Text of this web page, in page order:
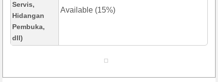
Servis,
Hidangan
Pembuka,
dll)
Available (15%)